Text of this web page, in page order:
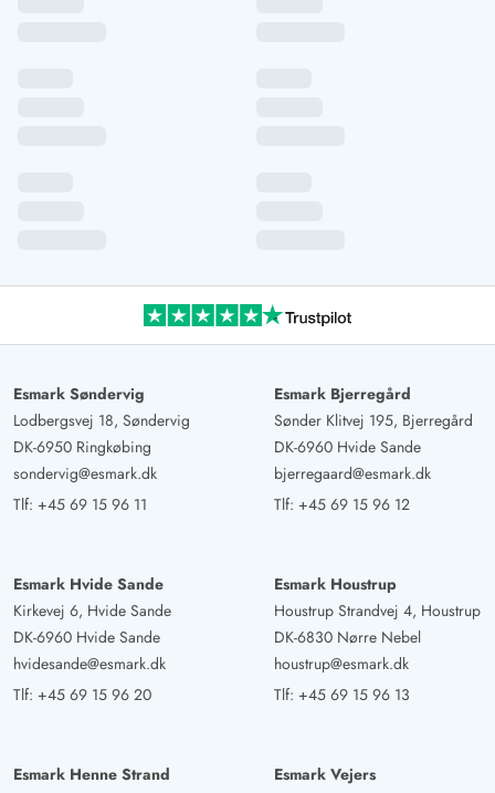
Esmark Søndervig
Lodbergsvej 18, Søndervig
DK-6950 Ringkøbing
sondervig@esmark.dk
Tlf: +45 69 15 96 11
Esmark Bjerregård
Sønder Klitvej 195, Bjerregård
DK-6960 Hvide Sande
bjerregaard@esmark.dk
Tlf: +45 69 15 96 12
Esmark Hvide Sande
Kirkevej 6, Hvide Sande
DK-6960 Hvide Sande
hvidesande@esmark.dk
Tlf: +45 69 15 96 20
Esmark Houstrup
Houstrup Strandvej 4, Houstrup
DK-6830 Nørre Nebel
houstrup@esmark.dk
Tlf: +45 69 15 96 13
Esmark Henne Strand
Esmark Vejers